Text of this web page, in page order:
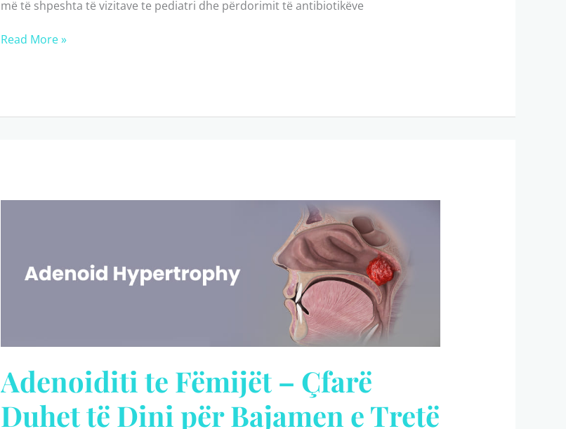
më të shpeshta të vizitave te pediatri dhe përdorimit të antibiotikëve
Otiti
Read More »
Adenoiditi te Fëmijët – Çfarë
Duhet të Dini për Bajamen e Tretë